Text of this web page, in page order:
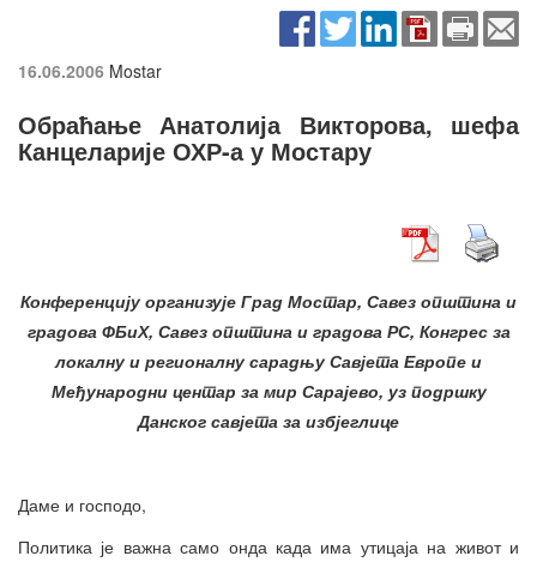
16.06.2006 Mostar
Обраћање Анатолија Викторова, шефа
Канцеларије ОХР-а у Мостару
Конференцију организује Град Мостар, Савез општина и
градова ФБиХ, Савез општина и градова РС, Конгрес за
локалну и регионалну сарадњу Савјета Европе и
Међународни центар за мир Сарајево, уз подршку
Данског савјета за избјеглице
Даме и господо,
Политика је важна само онда када има утицаја на живот и